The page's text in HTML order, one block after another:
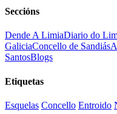
Seccións
Dende A LimiaDiario do
GaliciaConcello de Sandiás
SantosBlogs
Etiquetas
Esquelas Concello Entroido